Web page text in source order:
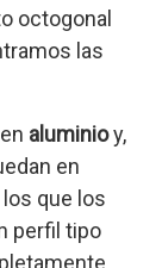
octogonal
las
aluminioy,
en
que los
perfil tipo